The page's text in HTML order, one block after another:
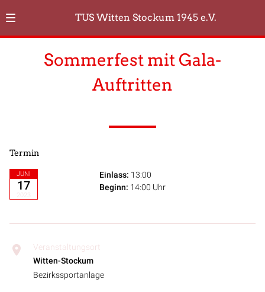
TUS Witten Stockum 1945 e.V.
Sommerfest mit Gala-
Auftritten
Termin
JUNI
17
2023
Einlass: 13:00
Beginn: 14:00 Uhr
Veranstaltungsort
Witten-Stockum
Bezirkssportanlage